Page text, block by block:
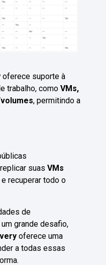
oferece suporte à
trabalho, como VMs,
, permitindo a
suas VMs
e recuperar todo o
de
grande desafio,
oferece uma
a todas essas